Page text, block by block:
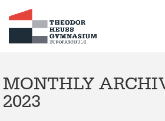
MONTHLY
2023